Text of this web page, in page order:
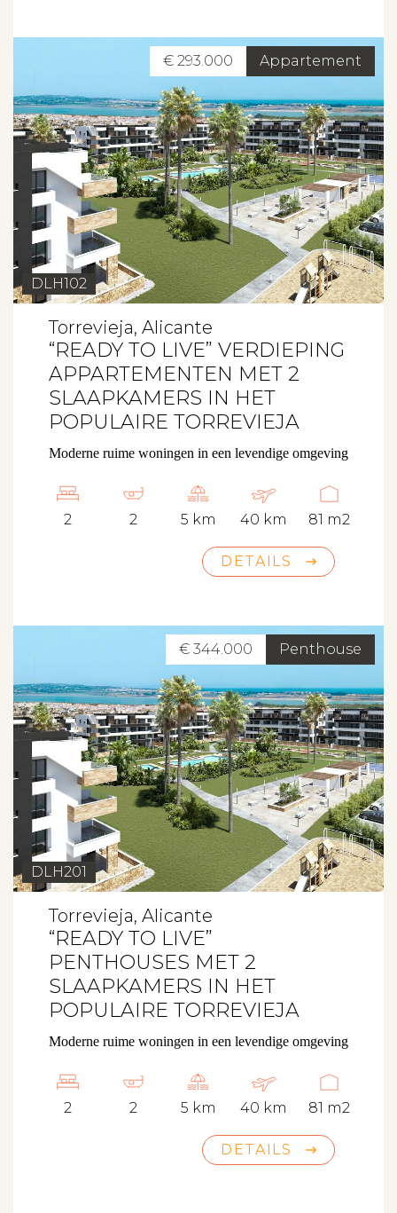
Appartement
€ 293.000
DLH102
Torrevieja, Alicante
“READY TO LIVE” VERDIEPING
APPARTEMENTEN MET 2
SLAAPKAMERS IN HET
POPULAIRE TORREVIEJA
Moderne ruime woningen in een levendige omgeving
2 2 5 km 40 km 81 m2
DETAILS
Penthouse
€ 344.000
DLH201
Torrevieja, Alicante
“READY TO LIVE”
PENTHOUSES MET 2
SLAAPKAMERS IN HET
POPULAIRE TORREVIEJA
Moderne ruime woningen in een levendige omgeving
2 2 5 km 40 km 81 m2
DETAILS